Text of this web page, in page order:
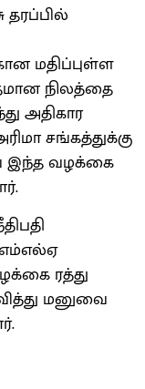
தரப்பில்
மதிப்புள்ள
நிலத்தை
அதிகார
சங்கத்துக்கு
இந்த வழக்கை
ரத்து
மனுவை